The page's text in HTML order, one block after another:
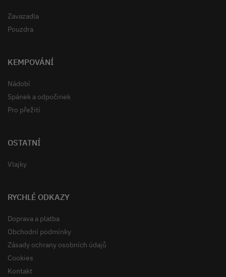
Zavazadla
Pouzdra
KEMPOVÁNÍ
Nádobí
Spánek a odpočinek
Pro přežití
OSTATNÍ
Vlajky
RYCHLÉ ODKAZY
Doprava a platba
Obchodní podmínky
Zásady ochrany osobních údajů
Cookies
Kontakt